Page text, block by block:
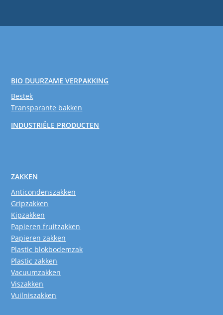
BIO DUURZAME VERPAKKING
Bestek
Transparante bakken
INDUSTRIËLE PRODUCTEN
ZAKKEN
Anticondenszakken
Gripzakken
Kipzakken
Papieren fruitzakken
Papieren zakken
Plastic blokbodemzak
Plastic zakken
Vacuumzakken
Viszakken
Vuilniszakken